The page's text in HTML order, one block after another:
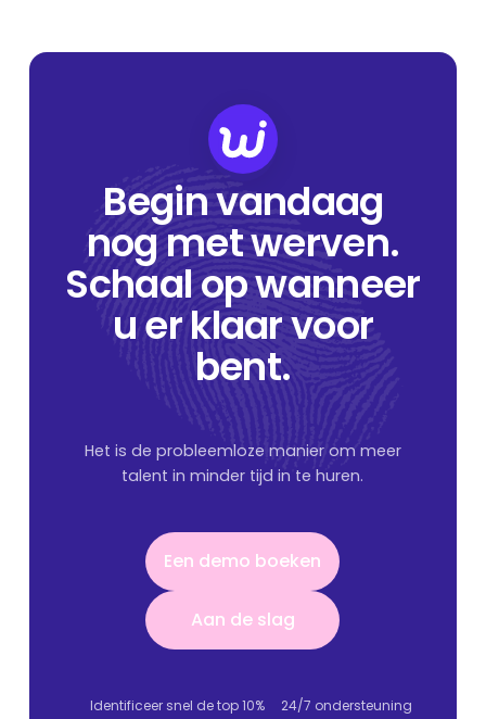
Begin vandaag
nog met werven.
Schaal op wanneer
u er klaar voor
bent.
Het is de probleemloze manier om meer
talent in minder tijd in te huren.
Een demo boeken
Een demo boeken
Aan de slag
Aan de slag
Identificeer snel de top 10%
24/7 ondersteuning